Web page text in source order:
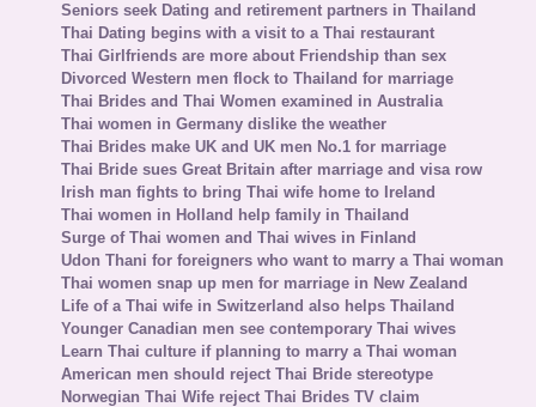
Seniors seek Dating and retirement partners in Thailand
Thai Dating begins with a visit to a Thai restaurant
Thai Girlfriends are more about Friendship than sex
Divorced Western men flock to Thailand for marriage
Thai Brides and Thai Women examined in Australia
Thai women in Germany dislike the weather
Thai Brides make UK and UK men No.1 for marriage
Thai Bride sues Great Britain after marriage and visa row
Irish man fights to bring Thai wife home to Ireland
Thai women in Holland help family in Thailand
Surge of Thai women and Thai wives in Finland
Udon Thani for foreigners who want to marry a Thai woman
Thai women snap up men for marriage in New Zealand
Life of a Thai wife in Switzerland also helps Thailand
Younger Canadian men see contemporary Thai wives
Learn Thai culture if planning to marry a Thai woman
American men should reject Thai Bride stereotype
Norwegian Thai Wife reject Thai Brides TV claim